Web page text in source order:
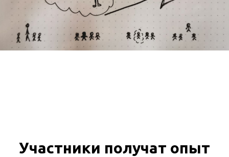
Участники получат опыт